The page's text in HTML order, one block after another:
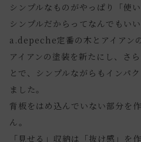
シンプルなものがやっぱり「使い
シンプルだからってなんでもいい
a.depeche定番の木とアイアン
アイアンの塗装を新たにし、さ
とで、シンプルながらもインパ
ました。
背板をはめ込んでいない部分を
ん。
「見せる」収納は「抜け感」を